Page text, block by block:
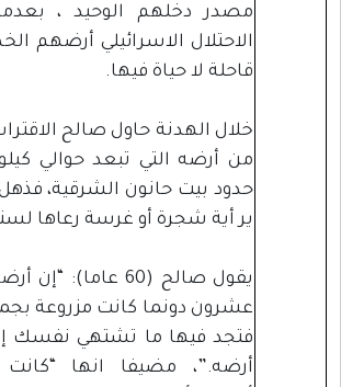
مصدر دخلهم الوحيد ،
الاحتلال الاسرائيلي أرضهم
قاحلة لا حياة فيها.
خلال الهدنة حاول صالح
من أرضه التي تبعد حوالي
حدود بيت حانون الشرقية،
ير أية شجرة أو غرسة رعاها
يقول صالح (60 عاما):
عشرون دونما كانت مزروعة
فتجد فيها ما تشتهي نفسك
أرضه.”، مضيفا انها